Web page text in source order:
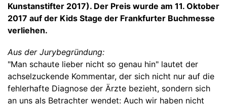
Kunstanstifter 2017). Der Preis wurde am 11. Oktober
2017 auf der Kids Stage der Frankfurter Buchmesse
verliehen.
Aus der Jurybegründung:
"Man schaute lieber nicht so genau hin" lautet der
achselzuckende Kommentar, der sich nicht nur auf die
fehlerhafte Diagnose der Ärzte bezieht, sondern sich
an uns als Betrachter wendet: Auch wir haben nicht